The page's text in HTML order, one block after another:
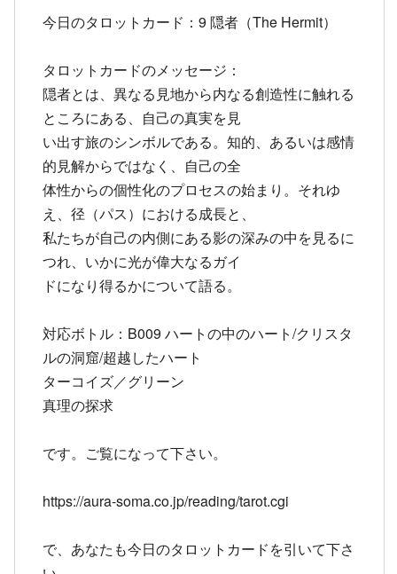
今日のタロットカード：9 隠者（The Hermit）
タロットカードのメッセージ：
隠者とは、異なる見地から内なる創造性に触れる
ところにある、自己の真実を見
い出す旅のシンボルである。知的、あるいは感情
的見解からではなく、自己の全
体性からの個性化のプロセスの始まり。それゆ
え、径（パス）における成長と、
私たちが自己の内側にある影の深みの中を見るに
つれ、いかに光が偉大なるガイ
ドになり得るかについて語る。
対応ボトル：B009 ハートの中のハート/クリスタ
ルの洞窟/超越したハート
ターコイズ／グリーン
真理の探求
です。ご覧になって下さい。
https://aura-soma.co.jp/reading/tarot.cgi
で、あなたも今日のタロットカードを引いて下さ